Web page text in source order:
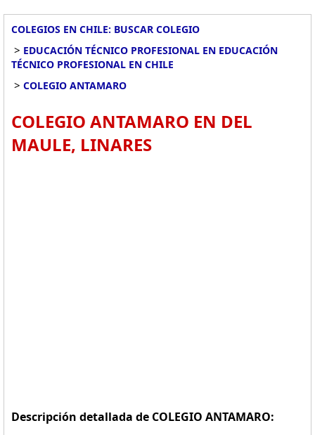
COLEGIOS EN CHILE: BUSCAR COLEGIO
> EDUCACIÓN TÉCNICO PROFESIONAL EN EDUCACIÓN
TÉCNICO PROFESIONAL EN CHILE
> COLEGIO ANTAMARO
COLEGIO ANTAMARO EN DEL
MAULE, LINARES
Descripción detallada de COLEGIO ANTAMARO: